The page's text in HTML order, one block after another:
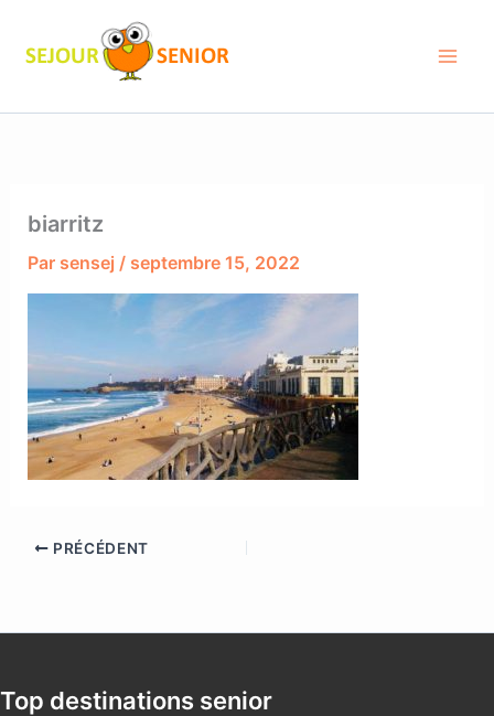
contenu
biarritz
Par sensej / septembre 15, 2022
PRÉCÉDENT
Top destinations senior